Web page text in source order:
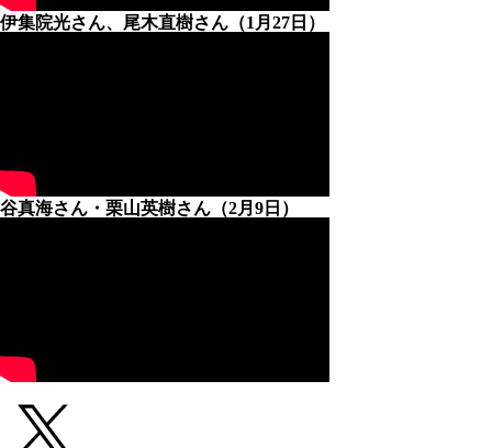
伊集院光さん、尾木直樹さん（1月27日）
谷真海さん・栗山英樹さん（2月9日）